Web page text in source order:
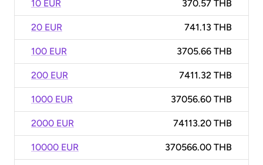
10 EUR 370.57 THB
20 EUR 741.13 THB
100 EUR 3705.66 THB
200 EUR 7411.32 THB
1000 EUR 37056.60 THB
2000 EUR 74113.20 THB
10000 EUR 370566.00 THB